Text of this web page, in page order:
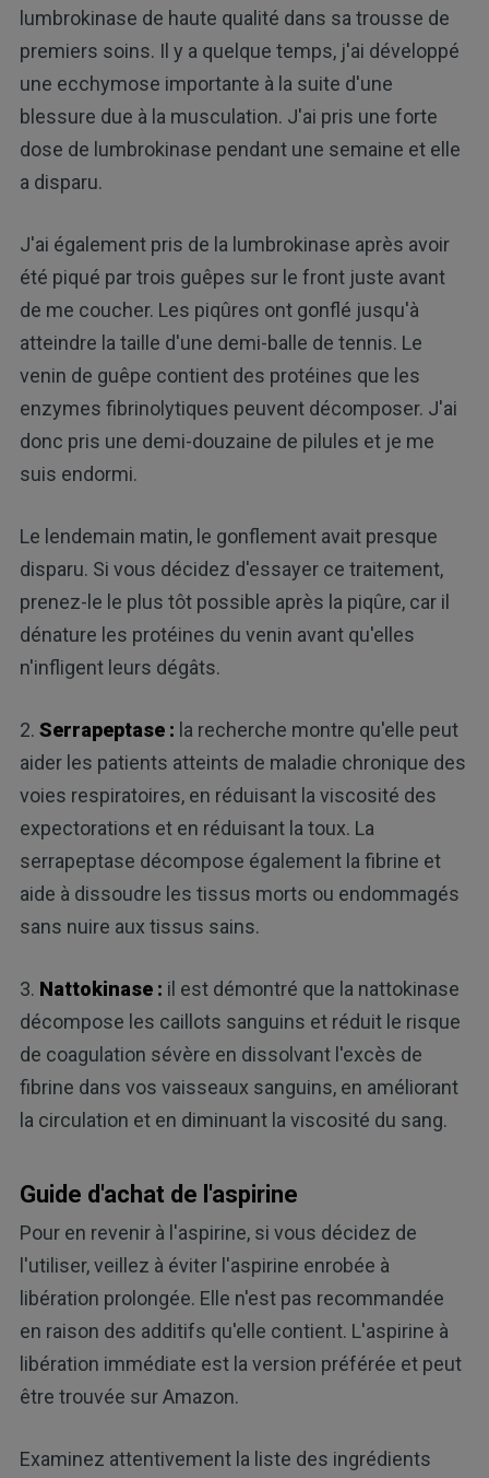
lumbrokinase de haute qualité dans sa trousse de
premiers soins. Il y a quelque temps, j'ai développé
une ecchymose importante à la suite d'une
blessure due à la musculation. J'ai pris une forte
dose de lumbrokinase pendant une semaine et elle
a disparu.
J'ai également pris de la lumbrokinase après avoir
été piqué par trois guêpes sur le front juste avant
de me coucher. Les piqûres ont gonflé jusqu'à
atteindre la taille d'une demi-balle de tennis. Le
venin de guêpe contient des protéines que les
enzymes fibrinolytiques peuvent décomposer. J'ai
donc pris une demi-douzaine de pilules et je me
suis endormi.
Le lendemain matin, le gonflement avait presque
disparu. Si vous décidez d'essayer ce traitement,
prenez-le le plus tôt possible après la piqûre, car il
dénature les protéines du venin avant qu'elles
n'infligent leurs dégâts.
2. Serrapeptase : la recherche montre qu'elle peut
aider les patients atteints de maladie chronique des
voies respiratoires, en réduisant la viscosité des
expectorations et en réduisant la toux. La
serrapeptase décompose également la fibrine et
aide à dissoudre les tissus morts ou endommagés
sans nuire aux tissus sains.
3. Nattokinase : il est démontré que la nattokinase
décompose les caillots sanguins et réduit le risque
de coagulation sévère en dissolvant l'excès de
fibrine dans vos vaisseaux sanguins, en améliorant
la circulation et en diminuant la viscosité du sang.
Guide d'achat de l'aspirine
Pour en revenir à l'aspirine, si vous décidez de
l'utiliser, veillez à éviter l'aspirine enrobée à
libération prolongée. Elle n'est pas recommandée
en raison des additifs qu'elle contient. L'aspirine à
libération immédiate est la version préférée et peut
être trouvée sur Amazon.
Examinez attentivement la liste des ingrédients